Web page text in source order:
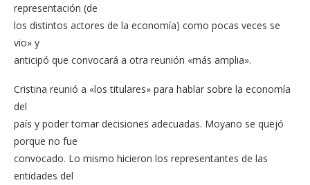
representación (de
los distintos actores de la economía) como pocas veces se
vio» y
anticipó que convocará a otra reunión «más amplia».
Cristina reunió a «los titulares» para hablar sobre la economía
del
país y poder tomar decisiones adecuadas. Moyano se quejó
porque no fue
convocado. Lo mismo hicieron los representantes de las
entidades del